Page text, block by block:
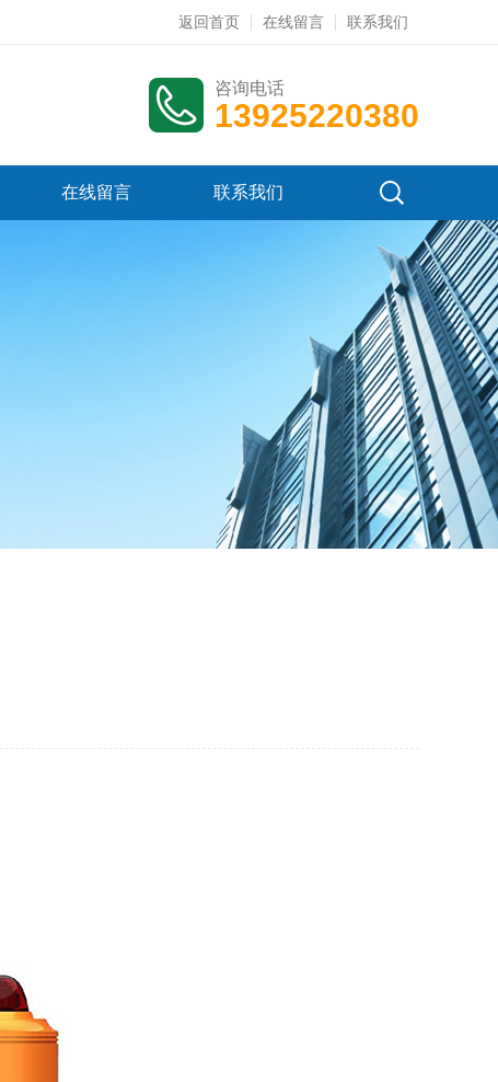
返回首页 在线留言 联系我们
咨询电话
13925220380
在线留言 联系我们